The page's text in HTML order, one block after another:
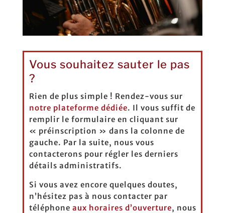
Vous souhaitez sauter le pas
?
Rien de plus simple ! Rendez-vous sur
notre plateforme dédiée. Il vous suffit de
remplir le formulaire en cliquant sur
« préinscription » dans la colonne de
gauche. Par la suite, nous vous
contacterons pour régler les derniers
détails administratifs.
Si vous avez encore quelques doutes,
n’hésitez pas à nous contacter par
téléphone aux horaires d’ouverture, nous